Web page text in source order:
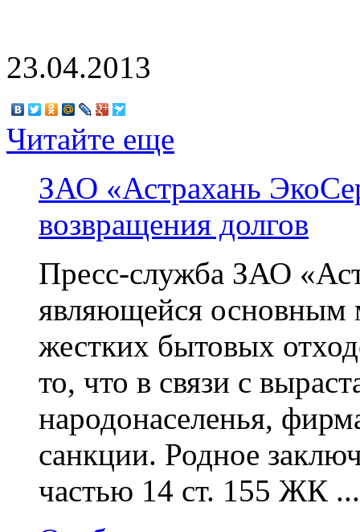
23.04.2013
Читайте еще
ЗАО «Астрахань
возвращения долгов
Пресс-служба ЗАО
являющейся основным
жестких бытовых
то, что в связи с
народонаселенья,
санкции. Родное
частью 14 ст. 155 ЖК ...